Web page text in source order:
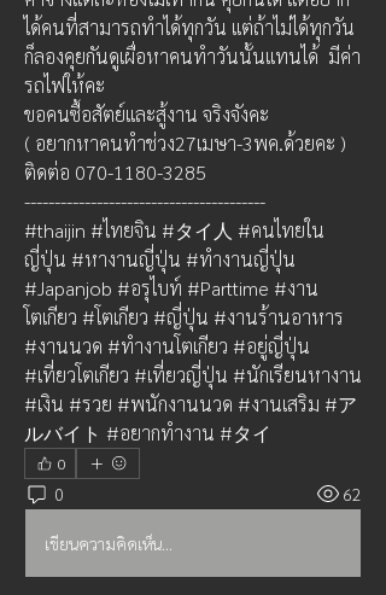
ได้คนที่สามารถทำได้ทุกวัน แต่ถ้าไม่ได้ทุกวัน
ก็ลองคุยกันดูเผื่อหาคนทำวันนั้นแทนได้  มีค่า
รถไฟให้คะ
ขอคนซื้อสัตย์และสู้งาน จริงจังคะ
( อยากหาคนทำช่วง27เมษา-3พค.ด้วยคะ )
ติดต่อ 070-1180-3285
----------------------------------------
#thaijin #ไทยจิน #タイ人 #คนไทยใน
ญี่ปุ่น #หางานญี่ปุ่น #ทำงานญี่ปุ่น
#Japanjob #อรุไบท์ #Parttime #งาน
โตเกียว #โตเกียว #ญี่ปุ่น #งานร้านอาหาร
#งานนวด #ทำงานโตเกียว #อยู่ญี่ปุ่น
#เที่ยวโตเกียว #เที่ยวญี่ปุ่น #นักเรียนหางาน
#เงิน #รวย #พนักงานนวด #งานเสริม #ア
ルバイト #อยากทำงาน #タイ
0
0 62
เขียนความคิดเห็น…